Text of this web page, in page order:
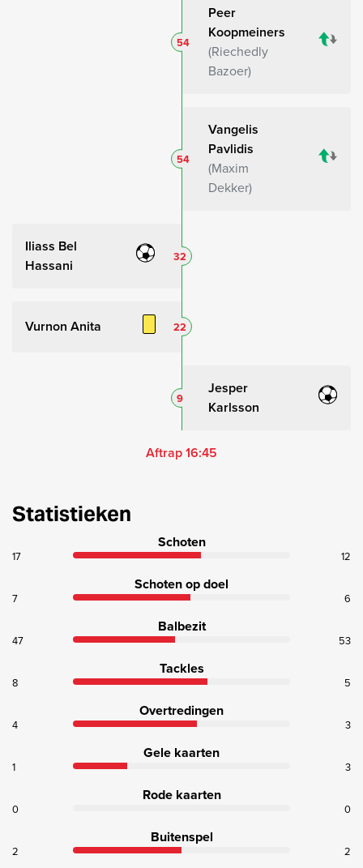
Peer
Koopmeiners
Riechedly
Bazoer
54
Vangelis
Pavlidis
Maxim
Dekker
54
Iliass Bel
Hassani
32
Vurnon Anita 22
Jesper
Karlsson
9
Aftrap 16:45
Statistieken
Schoten
17 12
Schoten op doel
7 6
Balbezit
47 53
Tackles
8 5
Overtredingen
4 3
Gele kaarten
1 3
Rode kaarten
0 0
Buitenspel
2 2